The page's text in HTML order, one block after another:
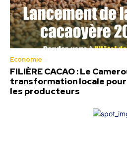
Economie
FILIÈRE CACAO : Le
transformation locale
les producteurs